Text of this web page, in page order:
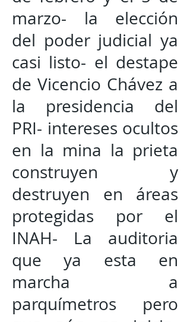
marzo- la elección
del poder judicial ya
casi listo- el destape
de Vicencio Chávez a
la presidencia del
PRI- intereses ocultos
en la mina la prieta
construyen y
destruyen en áreas
protegidas por el
INAH- La auditoria
que ya esta en
marcha a
parquímetros pero